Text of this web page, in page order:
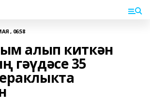
, 06:58
алып киткән
гәүдәсе 35